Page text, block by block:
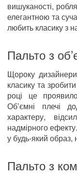
вишуканості,
елегантною та
любить класику з
Пальто з
Щороку
класику та
році це
Об’ємні плечі
характеру,
надмірного
у будь-який образ,
Пальто з